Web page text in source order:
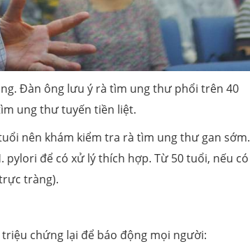
Đàn ông lưu ý rà tìm ung thư phổi trên 40
ung thư tuyến tiền liệt.
nên khám kiểm tra rà tìm ung thư gan sớm.
pylori để có xử lý thích hợp. Từ 50 tuổi, nếu có
tràng).
chứng lại để báo động mọi người: